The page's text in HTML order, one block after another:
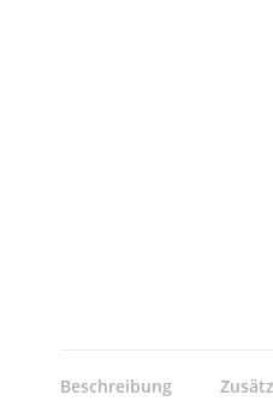
Beschreibung